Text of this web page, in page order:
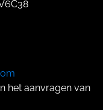
het aanvragen van